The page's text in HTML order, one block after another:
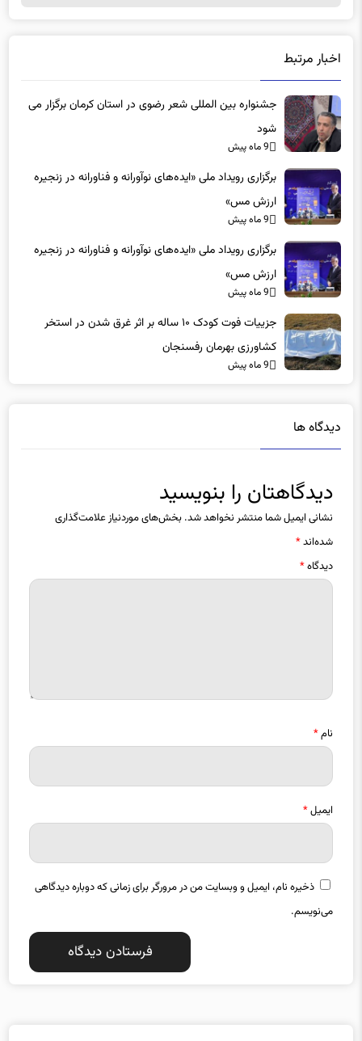
جشنواره بین المللی شعر رضوی در استان کرمان برگزار می
شود
برگزاری رویداد ملی «ایده‌های نوآورانه و فناورانه در زنجیره
ارزش مس»
9 ماه پیش
برگزاری رویداد ملی «ایده‌های نوآورانه و فناورانه در زنجیره
ارزش مس»
9 ماه پیش
کشاورزی بهرمان رفسنجان
9 ماه پیش
نشانی ایمیل شما منتشر نخواهد شد.بخش‌های موردنیاز علامت‌گذاری
شده‌اند*
دیدگاه*
ایمیل*
ذخیره نام، ایمیل و وبسایت من در مرورگر برای زمانی که دوباره دیدگاهی
می‌نویسم.